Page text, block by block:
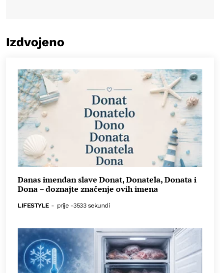
Izdvojeno
Danas imendan slave Donat, Donatela, Donata i
Dona – doznajte značenje ovih imena
LIFESTYLE - prije -3533 sekundi